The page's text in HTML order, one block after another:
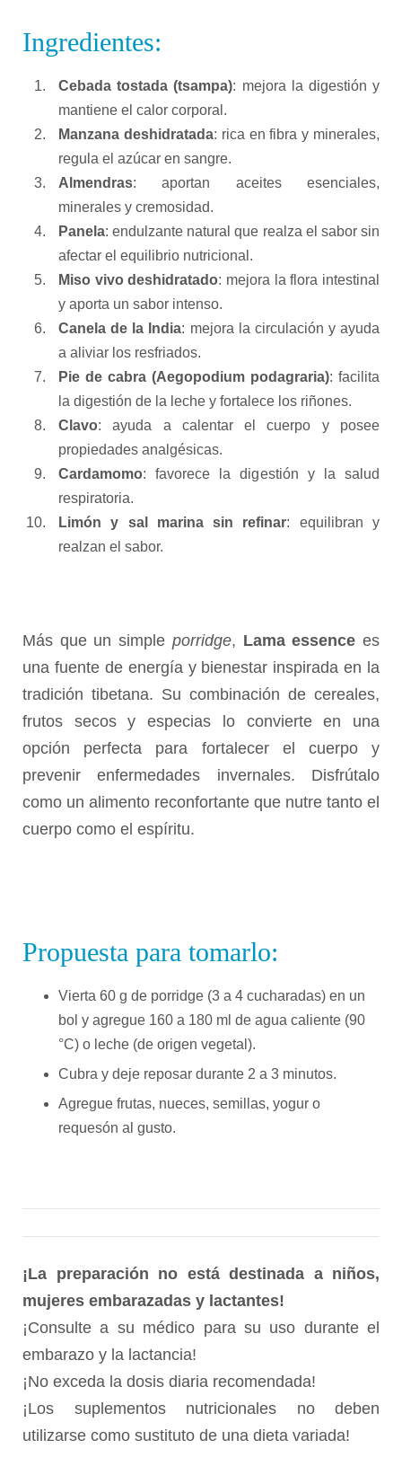
Ingredientes:
Cebada tostada (tsampa): mejora la digestión y
mantiene el calor corporal.
Manzana deshidratada: rica en fibra y minerales,
regula el azúcar en sangre.
Almendras: aportan aceites esenciales,
minerales y cremosidad.
Panela: endulzante natural que realza el sabor sin
afectar el equilibrio nutricional.
Miso vivo deshidratado: mejora la flora intestinal
y aporta un sabor intenso.
Canela de la India: mejora la circulación y ayuda
a aliviar los resfriados.
Pie de cabra (Aegopodium podagraria): facilita
la digestión de la leche y fortalece los riñones.
Clavo: ayuda a calentar el cuerpo y posee
propiedades analgésicas.
Cardamomo: favorece la digestión y la salud
respiratoria.
Limón y sal marina sin refinar: equilibran y
realzan el sabor.
Más que un simple porridge, Lama essence es
una fuente de energía y bienestar inspirada en la
tradición tibetana. Su combinación de cereales,
frutos secos y especias lo convierte en una
opción perfecta para fortalecer el cuerpo y
prevenir enfermedades invernales. Disfrútalo
como un alimento reconfortante que nutre tanto el
cuerpo como el espíritu.
Propuesta para tomarlo:
Vierta 60 g de porridge (3 a 4 cucharadas) en un
bol y agregue 160 a 180 ml de agua caliente (90
°C) o leche (de origen vegetal).
Cubra y deje reposar durante 2 a 3 minutos.
Agregue frutas, nueces, semillas, yogur o
requesón al gusto.
¡La preparación no está destinada a niños,
mujeres embarazadas y lactantes!
¡Consulte a su médico para su uso durante el
embarazo y la lactancia!
¡No exceda la dosis diaria recomendada!
¡Los suplementos nutricionales no deben
utilizarse como sustituto de una dieta variada!